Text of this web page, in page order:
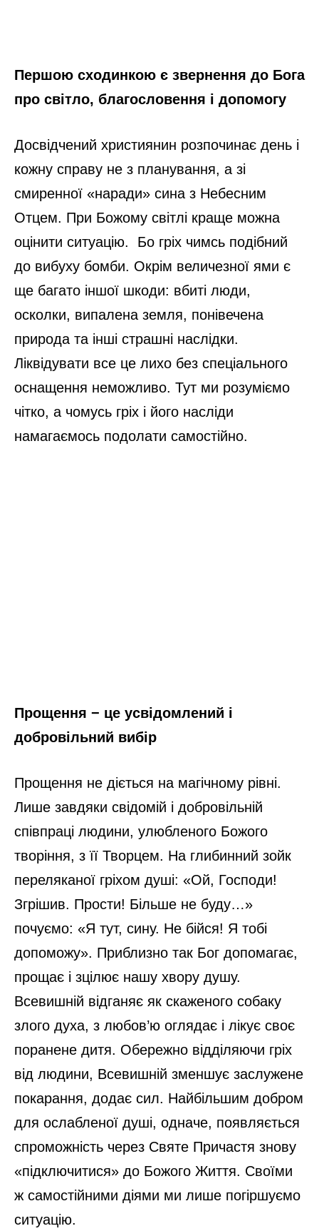
Першою сходинкою є звернення до Бога
про світло, благословення і допомогу
Досвідчений християнин розпочинає день і
кожну справу не з планування, а зі
смиренної «наради» сина з Небесним
Отцем. При Божому світлі краще можна
оцінити ситуацію. Бо гріх чимсь подібний
до вибуху бомби. Окрім величезної ями є
ще багато іншої шкоди: вбиті люди,
осколки, випалена земля, понівечена
природа та інші страшні наслідки.
Ліквідувати все це лихо без спеціального
оснащення неможливо. Тут ми розуміємо
чітко, а чомусь гріх і його насліди
намагаємось подолати самостійно.
Прощення − це усвідомлений і
добровільний вибір
Прощення не діється на магічному рівні.
Лише завдяки свідомій і добровільній
співпраці людини, улюбленого Божого
творіння, з її Творцем. На глибинний зойк
переляканої гріхом душі: «Ой, Господи!
Згрішив. Прости! Більше не буду…»
почуємо: «Я тут, сину. Не бійся! Я тобі
допоможу». Приблизно так Бог допомагає,
прощає і зцілює нашу хвору душу.
Всевишній відганяє як скаженого собаку
злого духа, з любов’ю оглядає і лікує своє
поранене дитя. Обережно відділяючи гріх
від людини, Всевишній зменшує заслужене
покарання, додає сил. Найбільшим добром
для ослабленої душі, одначе, появляється
спроможність через Святе Причастя знову
«підключитися» до Божого Життя. Своїми
ж самостійними діями ми лише погіршуємо
ситуацію.